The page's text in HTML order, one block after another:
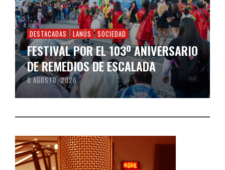
DESTACADAS LANÚS SOCIEDAD
FESTIVAL POR EL 103º ANIVERSARIO
DE REMEDIOS DE ESCALADA
8 AGOSTO, 2026